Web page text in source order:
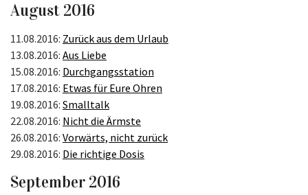
August 2016
11.08.2016: Zurück aus dem Urlaub
13.08.2016: Aus Liebe
15.08.2016: Durchgangsstation
17.08.2016: Etwas für Eure Ohren
19.08.2016: Smalltalk
22.08.2016: Nicht die Ärmste
26.08.2016: Vorwärts, nicht zurück
29.08.2016: Die richtige Dosis
September 2016